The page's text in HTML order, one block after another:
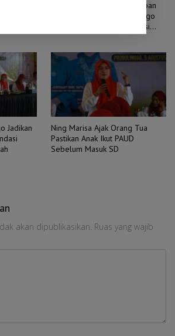
Usut
serta
Raperda Pertanggungjawaban
APBD 2025 Kota Probolinggo
Disetujui DPRD Usai Evaluasi
Gubernur
Jadikan
Ning Marisa Ajak Orang Tua
Pastikan Anak Ikut PAUD
Sebelum Masuk SD
akan dipublikasikan. Ruas yang wajib